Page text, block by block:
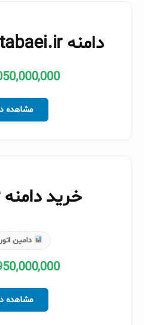
دامنه tannaztabatabaei.ir
1,050,000,000
مشاهده
خرید دامنه modiri.ir
دامین
1,950,000,000
مشاهده